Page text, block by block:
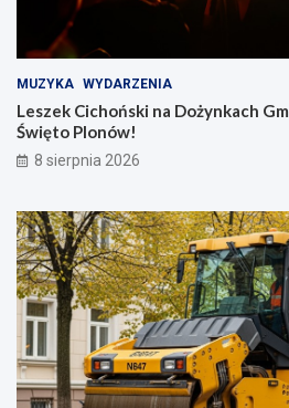
MUZYKA WYDARZENIA
Leszek Cichoński na Dożynkach
Święto Plonów!
8 sierpnia 2026